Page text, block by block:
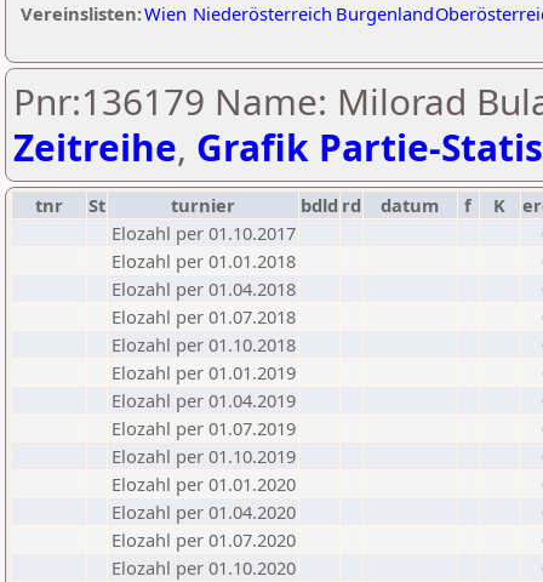
Vereinslisten:Wien Niederösterreich Burgenland
Pnr:136179 Name: Milorad
Zeitreihe, Grafik Partie-
tnr St turnier bdld rd datum f K
Elozahl per 01.10.2017
Elozahl per 01.01.2018
Elozahl per 01.04.2018
Elozahl per 01.07.2018
Elozahl per 01.10.2018
Elozahl per 01.01.2019
Elozahl per 01.04.2019
Elozahl per 01.07.2019
Elozahl per 01.10.2019
Elozahl per 01.01.2020
Elozahl per 01.04.2020
Elozahl per 01.07.2020
Elozahl per 01.10.2020